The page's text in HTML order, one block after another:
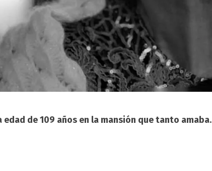
edad de 109 años en la mansión que tanto amaba.